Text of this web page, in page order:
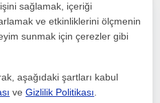
Selamlar, yetişkin her sağlıklı kişi derslere katılabilir. Yoga yada Qigong seansı için dünüş yapabilirsiniz.Görüşmek dileğiyle ,
sağlamak, içeriği
ve etkinliklerini ölçmenin
sunmak için çerezler gibi
aşağıdaki şartları kabul
veGizlilik Politikası